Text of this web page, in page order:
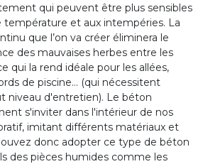
qui peuvent être plus sensibles
et aux intempéries. La
que l’on va créer éliminera le
des mauvaises herbes entre les
qui la rend idéale pour les allées,
de piscine… (qui nécessitent
niveau d'entretien). Le béton
s'inviter dans l'intérieur de nos
imitant différents matériaux et
donc adopter ce type de béton
des pièces humides comme les